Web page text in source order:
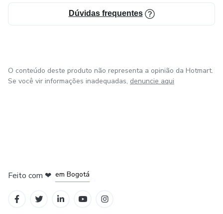
Dúvidas frequentes
O conteúdo deste produto não representa a opinião da Hotmart.
Se você vir informações inadequadas, denuncie aqui
Feito com ❤ em Bogotá